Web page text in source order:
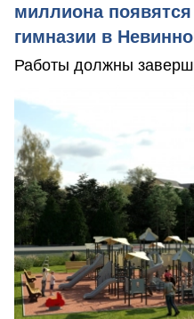
миллиона
гимназии в
Работы должны